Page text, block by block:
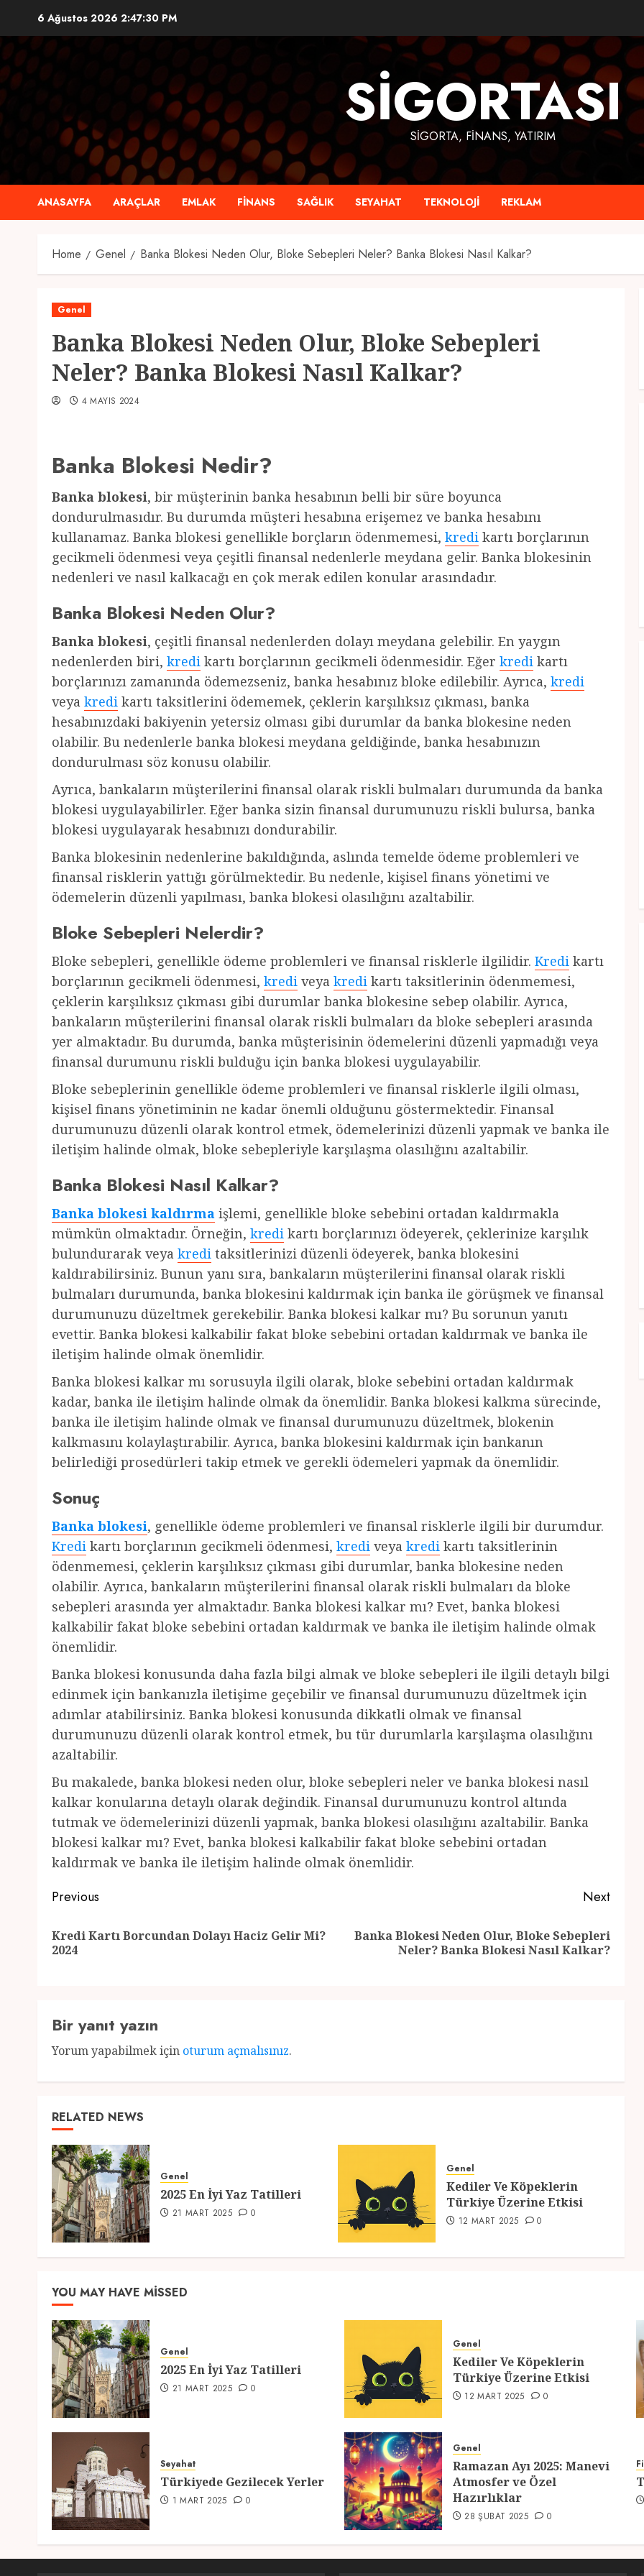
content
6 Ağustos 2026 2:47:31 PM
SIGORTASI
SIGORTA, FINANS, YATIRIM
ANASAYFA ARAÇLAR EMLAK FINANS SAĞLIK SEYAHAT TEKNOLOJI REKLAM
Home Genel Banka Blokesi Neden Olur, Bloke Sebepleri Neler? Banka Blokesi Nasıl Kalkar?
Genel
Banka Blokesi Neden Olur, Bloke Sebepleri
Neler? Banka Blokesi Nasıl Kalkar?
4 MAYIS 2024
Banka Blokesi Nedir?
Banka blokesi, bir müşterinin banka hesabının belli bir süre boyunca
dondurulmasıdır. Bu durumda müşteri hesabına erişemez ve banka hesabını
kullanamaz. Banka blokesi genellikle borçların ödenmemesi, kredi kartı borçlarının
gecikmeli ödenmesi veya çeşitli finansal nedenlerle meydana gelir. Banka blokesinin
nedenleri ve nasıl kalkacağı en çok merak edilen konular arasındadır.
Banka Blokesi Neden Olur?
Banka blokesi, çeşitli finansal nedenlerden dolayı meydana gelebilir. En yaygın
nedenlerden biri, kredi kartı borçlarının gecikmeli ödenmesidir. Eğer kredi kartı
borçlarınızı zamanında ödemezseniz, banka hesabınız bloke edilebilir. Ayrıca, kredi
veya kredi kartı taksitlerini ödememek, çeklerin karşılıksız çıkması, banka
hesabınızdaki bakiyenin yetersiz olması gibi durumlar da banka blokesine neden
olabilir. Bu nedenlerle banka blokesi meydana geldiğinde, banka hesabınızın
dondurulması söz konusu olabilir.
Ayrıca, bankaların müşterilerini finansal olarak riskli bulmaları durumunda da banka
blokesi uygulayabilirler. Eğer banka sizin finansal durumunuzu riskli bulursa, banka
blokesi uygulayarak hesabınızı dondurabilir.
Banka blokesinin nedenlerine bakıldığında, aslında temelde ödeme problemleri ve
finansal risklerin yattığı görülmektedir. Bu nedenle, kişisel finans yönetimi ve
ödemelerin düzenli yapılması, banka blokesi olasılığını azaltabilir.
Bloke Sebepleri Nelerdir?
Bloke sebepleri, genellikle ödeme problemleri ve finansal risklerle ilgilidir. Kredi kartı
borçlarının gecikmeli ödenmesi, kredi veya kredi kartı taksitlerinin ödenmemesi,
çeklerin karşılıksız çıkması gibi durumlar banka blokesine sebep olabilir. Ayrıca,
bankaların müşterilerini finansal olarak riskli bulmaları da bloke sebepleri arasında
yer almaktadır. Bu durumda, banka müşterisinin ödemelerini düzenli yapmadığı veya
finansal durumunu riskli bulduğu için banka blokesi uygulayabilir.
Bloke sebeplerinin genellikle ödeme problemleri ve finansal risklerle ilgili olması,
kişisel finans yönetiminin ne kadar önemli olduğunu göstermektedir. Finansal
durumunuzu düzenli olarak kontrol etmek, ödemelerinizi düzenli yapmak ve banka ile
iletişim halinde olmak, bloke sebepleriyle karşılaşma olasılığını azaltabilir.
Banka Blokesi Nasıl Kalkar?
Banka blokesi kaldırma işlemi, genellikle bloke sebebini ortadan kaldırmakla
mümkün olmaktadır. Örneğin, kredi kartı borçlarınızı ödeyerek, çeklerinize karşılık
bulundurarak veya kredi taksitlerinizi düzenli ödeyerek, banka blokesini
kaldırabilirsiniz. Bunun yanı sıra, bankaların müşterilerini finansal olarak riskli
bulmaları durumunda, banka blokesini kaldırmak için banka ile görüşmek ve finansal
durumunuzu düzeltmek gerekebilir. Banka blokesi kalkar mı? Bu sorunun yanıtı
evettir. Banka blokesi kalkabilir fakat bloke sebebini ortadan kaldırmak ve banka ile
iletişim halinde olmak önemlidir.
Banka blokesi kalkar mı sorusuyla ilgili olarak, bloke sebebini ortadan kaldırmak
kadar, banka ile iletişim halinde olmak da önemlidir. Banka blokesi kalkma sürecinde,
banka ile iletişim halinde olmak ve finansal durumunuzu düzeltmek, blokenin
kalkmasını kolaylaştırabilir. Ayrıca, banka blokesini kaldırmak için bankanın
belirlediği prosedürleri takip etmek ve gerekli ödemeleri yapmak da önemlidir.
Sonuç
Banka blokesi, genellikle ödeme problemleri ve finansal risklerle ilgili bir durumdur.
Kredi kartı borçlarının gecikmeli ödenmesi, kredi veya kredi kartı taksitlerinin
ödenmemesi, çeklerin karşılıksız çıkması gibi durumlar, banka blokesine neden
olabilir. Ayrıca, bankaların müşterilerini finansal olarak riskli bulmaları da bloke
sebepleri arasında yer almaktadır. Banka blokesi kalkar mı? Evet, banka blokesi
kalkabilir fakat bloke sebebini ortadan kaldırmak ve banka ile iletişim halinde olmak
önemlidir.
Banka blokesi konusunda daha fazla bilgi almak ve bloke sebepleri ile ilgili detaylı bilgi
edinmek için bankanızla iletişime geçebilir ve finansal durumunuzu düzeltmek için
adımlar atabilirsiniz. Banka blokesi konusunda dikkatli olmak ve finansal
durumunuzu düzenli olarak kontrol etmek, bu tür durumlarla karşılaşma olasılığını
azaltabilir.
Bu makalede, banka blokesi neden olur, bloke sebepleri neler ve banka blokesi nasıl
kalkar konularına detaylı olarak değindik. Finansal durumunuzu kontrol altında
tutmak ve ödemelerinizi düzenli yapmak, banka blokesi olasılığını azaltabilir. Banka
blokesi kalkar mı? Evet, banka blokesi kalkabilir fakat bloke sebebini ortadan
kaldırmak ve banka ile iletişim halinde olmak önemlidir.
Post
navigation
Previous
Previous
Kredi Kartı Borcundan Dolayı Haciz Gelir Mi?
2024
Next
NextBanka Blokesi Neden Olur, Bloke Sebepleri
Neler? Banka Blokesi Nasıl Kalkar?
Bir yanıt yazın
Yorum yapabilmek için oturum açmalısınız.
RELATED NEWS
Genel
2025 En İyi Yaz Tatilleri
21 MART 2025 0
Genel
Kediler Ve Köpeklerin
Türkiye Üzerine Etkisi
12 MART 2025 0
YOU MAY HAVE MISSED
Genel
2025 En İyi Yaz Tatilleri
21 MART 2025 0
Genel
Kediler Ve Köpeklerin
Türkiye Üzerine Etkisi
12 MART 2025 0
Seyahat
Türkiyede Gezilecek Yerler
1 MART 2025 0
Genel
Ramazan Ayı 2025: Manevi
Atmosfer ve Özel
Hazırlıklar
28 ŞUBAT 2025 0